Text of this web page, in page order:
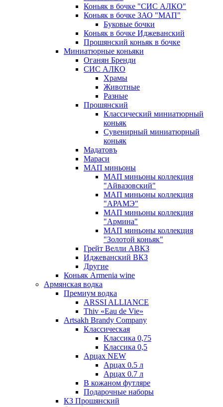
Коньяк в бочке "СИС АЛКО"
Коньяк в бочке ЗАО "МАП"
Буковые бочки
Коньяк в бочке Иджеванский
Прошянский коньяк в бочке
Миниатюрные коньяки
Оганян Бренди
СИС АЛКО
Храмы
Животные
Разные
Прошянский
Классический миниатюрный
коньяк
Сувенирный миниатюрный
коньяк
Мадатовъ
Мараси
МАП миньоны
МАП миньоны коллекция
"Айвазовский"
МАП миньоны коллекция
"АРАМЭ"
МАП миньоны коллекция
"Армина"
МАП миньоны коллекция
"Золотой коньяк"
Грейт Велли АВКЗ
Иджеванский ВКЗ
Другие
Коньяк Armenia wine
Армянская водка
Премиум водка
ARSSI ALLIANCE
Thiv «Eau de Vie»
Artsakh Brandy Company
Классическая
Классика 0,75
Классика 0,5
Арцах NEW
Арцах 0.5 л
Арцах 0.7 л
В кожаном футляре
Подарочные наборы
КЗ Прошянский